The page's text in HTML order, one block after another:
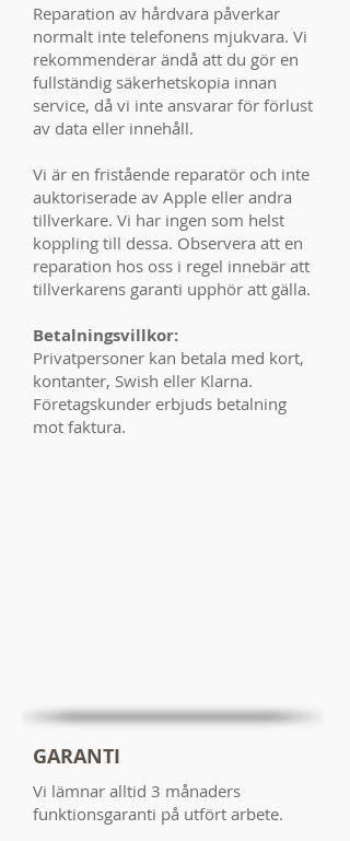
Reparation av hårdvara påverkar
normalt inte telefonens mjukvara. Vi
rekommenderar ändå att du gör en
fullständig säkerhetskopia innan
service, då vi inte ansvarar för förlust
av data eller innehåll.
Vi är en fristående reparatör och inte
auktoriserade av Apple eller andra
tillverkare. Vi har ingen som helst
koppling till dessa. Observera att en
reparation hos oss i regel innebär att
tillverkarens garanti upphör att gälla.
Betalningsvillkor:
Privatpersoner kan betala med kort,
kontanter, Swish eller Klarna.
Företagskunder erbjuds betalning
mot faktura.
GARANTI
Vi lämnar alltid 3 månaders
funktionsgaranti på utfört arbete.